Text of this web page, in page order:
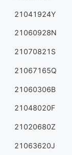
21041924Y
21060928N
21070821S
21067165Q
21060306B
21048020F
21020680Z
21063620J